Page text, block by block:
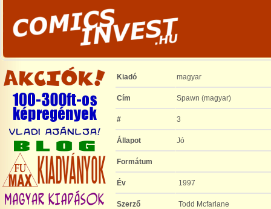
Kiadó magyar
Cím Spawn (magyar)
# 3
Állapot Jó
Formátum
Év 1997
Szerző Todd Mcfarlane